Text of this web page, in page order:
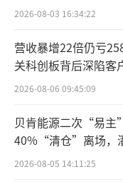
“汉服”的弄
在短视频平
生活其实很远
2026-08-03 16:34:22
营收暴增22倍仍亏
关科创板背后深陷客
困局
2026-08-06 09:45:09
贝肯能源二次“易主
40%“清仓”离场，
宏科百世拟入主
2026-08-05 14:11:25